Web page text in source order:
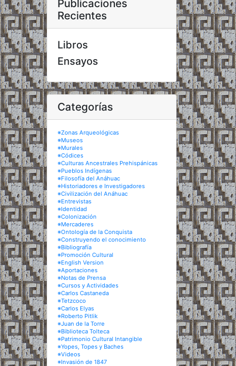
Publicaciones
Recientes
Libros
Ensayos
Categorías
※Zonas Arqueológicas
※Museos
※Murales
※Códices
※Culturas Ancestrales Prehispánicas
※Pueblos Indígenas
※Filosofía del Anáhuac
※Historiadores e Investigadores
※Civilización del Anáhuac
※Entrevistas
※Identidad
※Colonización
※Mercaderes
※Ontología de la Conquista
※Construyendo el conocimiento
※Bibliografía
※Promoción Cultural
※English Version
※Aportaciones
※Notas de Prensa
※Cursos y Actividades
※Carlos Castaneda
※Tetzcoco
※Carlos Elyas
※Roberto Pitlik
※Juan de la Torre
※Biblioteca Tolteca
※Patrimonio Cultural Intangible
※Yopes, Topes y Baches
※Videos
※Invasión de 1847